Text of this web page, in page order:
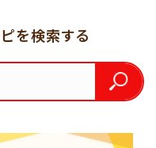
を検索する